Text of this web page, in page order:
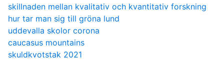
skillnaden mellan kvalitativ och kvantitativ forskning
hur tar man sig till gröna lund
uddevalla skolor corona
caucasus mountains
skuldkvotstak 2021